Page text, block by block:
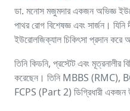
ডা. মনোস মজুমদার একজন অভিজ্ঞ
পাথর রোগ বিশেষজ্ঞ এবং সার্জন। যিনি
ইউরোলজিক্যাল চিকিৎসা প্রদান করে
তিনি কিডনি, প্রস্টেট এবং মূত্রনালীর
করেছেন। তিনি MBBS
FCPS (Part 2) ডিগ্রিধারী একজন